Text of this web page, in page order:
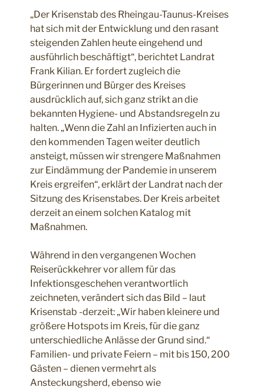
„Der Krisenstab des Rheingau-Taunus-Kreises
hat sich mit der Entwicklung und den rasant
steigenden Zahlen heute eingehend und
ausführlich beschäftigt“, berichtet Landrat
Frank Kilian. Er fordert zugleich die
Bürgerinnen und Bürger des Kreises
ausdrücklich auf, sich ganz strikt an die
bekannten Hygiene- und Abstandsregeln zu
halten. „Wenn die Zahl an Infizierten auch in
den kommenden Tagen weiter deutlich
ansteigt, müssen wir strengere Maßnahmen
zur Eindämmung der Pandemie in unserem
Kreis ergreifen“, erklärt der Landrat nach der
Sitzung des Krisenstabes. Der Kreis arbeitet
derzeit an einem solchen Katalog mit
Maßnahmen.
Während in den vergangenen Wochen
Reiserückkehrer vor allem für das
Infektionsgeschehen verantwortlich
zeichneten, verändert sich das Bild – laut
Krisenstab -derzeit: „Wir haben kleinere und
größere Hotspots im Kreis, für die ganz
unterschiedliche Anlässe der Grund sind.“
Familien- und private Feiern – mit bis 150, 200
Gästen – dienen vermehrt als
Ansteckungsherd, ebenso wie